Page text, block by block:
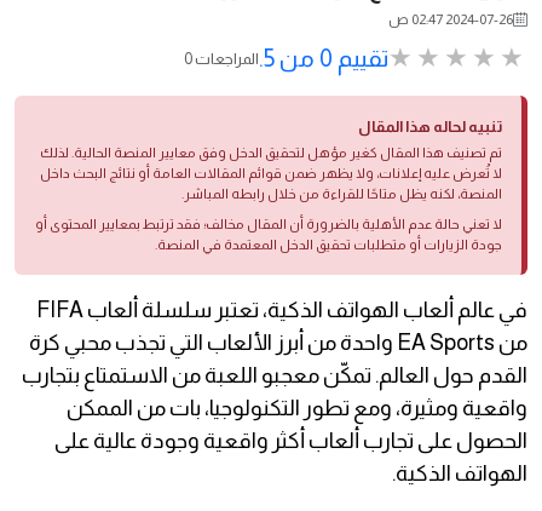
2024-07-26 02:47 ص
تقييم 0 من 5. 0 المراجعات
تنبيه لحاله هذا المقال
تم تصنيف هذا المقال كغير مؤهل لتحقيق الدخل وفق معايير المنصة الحالية. لذلك
لا تُعرض عليه إعلانات، ولا يظهر ضمن قوائم المقالات العامة أو نتائج البحث داخل
المنصة، لكنه يظل متاحًا للقراءة من خلال رابطه المباشر.
لا تعني حالة عدم الأهلية بالضرورة أن المقال مخالف؛ فقد ترتبط بمعايير المحتوى أو
جودة الزيارات أو متطلبات تحقيق الدخل المعتمدة في المنصة.
في عالم ألعاب الهواتف الذكية، تعتبر سلسلة ألعاب FIFA
من EA Sports واحدة من أبرز الألعاب التي تجذب محبي كرة
القدم حول العالم. تمكّن معجبو اللعبة من الاستمتاع بتجارب
واقعية ومثيرة، ومع تطور التكنولوجيا، بات من الممكن
الحصول على تجارب ألعاب أكثر واقعية وجودة عالية على
الهواتف الذكية.